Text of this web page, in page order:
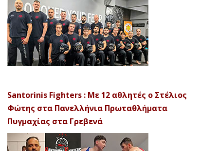
Santorinis Fighters : Με 12 αθλητές ο Στέλιος
Φώτης στα Πανελλήνια Πρωταθλήματα
Πυγμαχίας στα Γρεβενά